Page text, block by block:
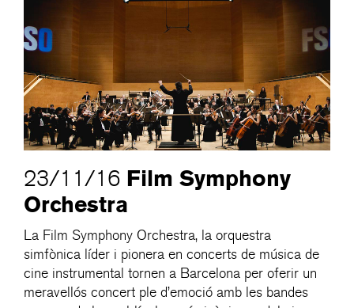
23/11/16 Film Symphony
Orchestra
La Film Symphony Orchestra, la orquestra
simfònica líder i pionera en concerts de música de
cine instrumental tornen a Barcelona per oferir un
meravellós concert ple d’emoció amb les bandes